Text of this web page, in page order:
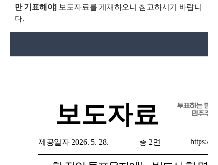
만 기표해야] 보도자료를 게재하오니 참고하시기 바랍니
다.